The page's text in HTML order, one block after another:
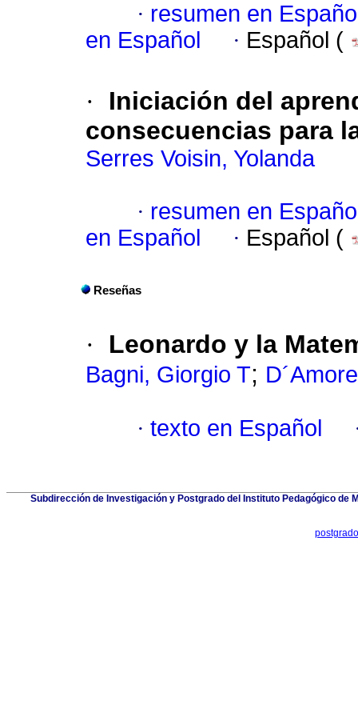
· resumen en
en Español
· Español (
·
Iniciación del
consecuencias para
Serres Voisin, Yolanda
· resumen en
en Español
· Español (
Reseñas
· Leonardo y la
Bagni, Giorgio T;
· texto en Español
Subdirección de Investigación y Postgrado del Instituto Pedagógico de